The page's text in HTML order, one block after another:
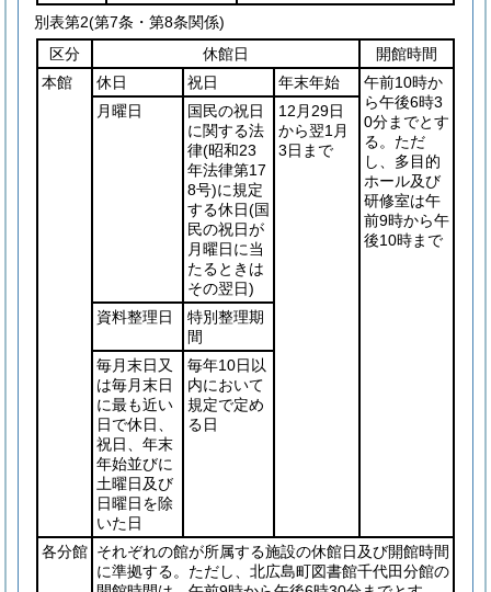
別表第2(第7条・第8条関係)
区分
休館日
開館時間
本館
休日 祝日 年末年始
午前10時か
ら午後6時3
0分までとす
る。ただ
し、多目的
ホール及び
研修室は午
前9時から午
後10時まで
月曜日
国民の祝日
に関する法
律(昭和23
年法律第17
8号)に規定
する休日(国
民の祝日が
月曜日に当
たるときは
その翌日)
12月29日
から翌1月
3日まで
資料整理日
特別整理期
間
毎月末日又
は毎月末日
に最も近い
日で休日、
祝日、年末
年始並びに
土曜日及び
日曜日を除
いた日
毎年10日以
内において
規定で定め
る日
各分館 それぞれの館が所属する施設の休館日及び開館時間
に準拠する。ただし、北広島町図書館千代田分館の